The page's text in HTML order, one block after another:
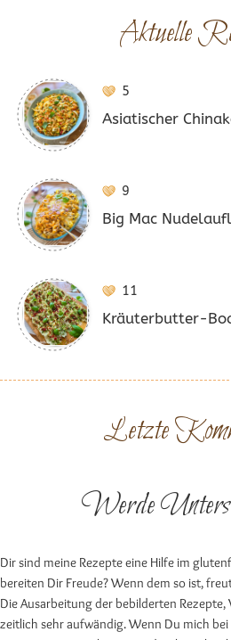
Aktuelle
5
Asiatischer
9
Big Mac
11
Kräuterbutter-
Letzte
Werde
Dir sind meine Rezepte eine Hilfe im
bereiten Dir Freude? Wenn dem so ist,
Die Ausarbeitung der bebilderten
zeitlich sehr aufwändig. Wenn Du mich